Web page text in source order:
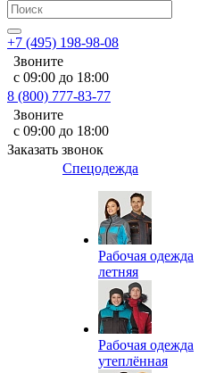
+7 (495) 198-98-08
Звоните
с 09:00 до 18:00
8 (800) 777-83-77
Звоните
с 09:00 до 18:00
Заказать звонок
Спецодежда
Рабочая одежда
летняя
Рабочая одежда
утеплённая